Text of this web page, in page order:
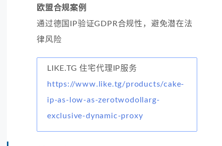
欧盟合规案例
通过德国IP验证GDPR合规性，避免潜在法
律风险
LIKE.TG 住宅代理IP服务
https://www.like.tg/products/cake-
ip-as-low-as-zerotwodollarg-
exclusive-dynamic-proxy